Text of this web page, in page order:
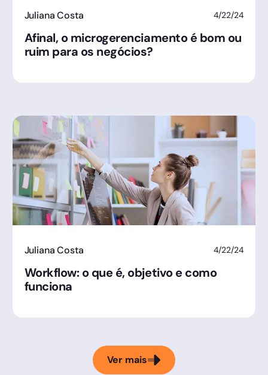
Juliana Costa 4/22/24
Afinal, o microgerenciamento é bom ou
ruim para os negócios?
Juliana Costa 4/22/24
Workflow: o que é, objetivo e como
funciona
Ver mais